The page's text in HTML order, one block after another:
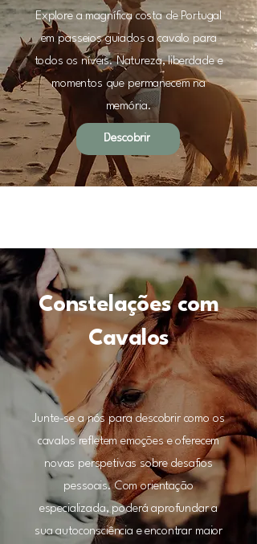
Explore a magnífica costa de Portugal
em passeios guiados a cavalo para
todos os níveis. Natureza, liberdade e
momentos que permanecem na
memória.
Descobrir
Constelações com
Cavalos
Junte-se a nós para descobrir como os
cavalos refletem emoções e oferecem
novas perspetivas sobre desafios
pessoais. Com orientação
especializada, poderá aprofundar a
sua autoconsciência e encontrar maior